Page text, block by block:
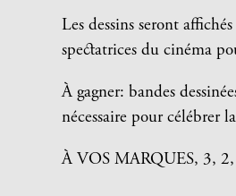
Les dessins seront
spectatrices du cinéma
À gagner: bandes
nécessaire pour célébrer
À VOS MARQUES, 3,